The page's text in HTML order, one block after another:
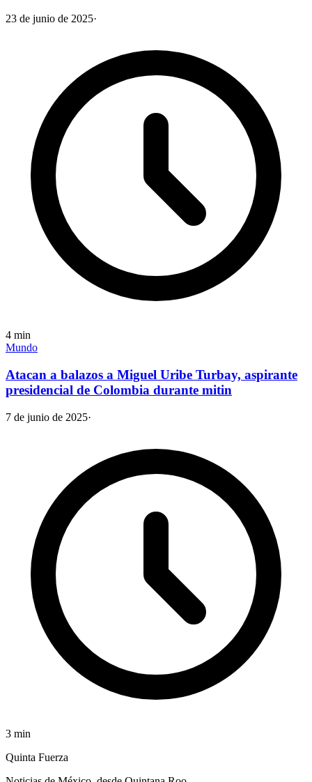
23 de junio de 2025·
4 min
Mundo
Atacan a balazos a Miguel Uribe Turbay, aspirante
presidencial de Colombia durante mitin
7 de junio de 2025·
3 min
Quinta Fuerza